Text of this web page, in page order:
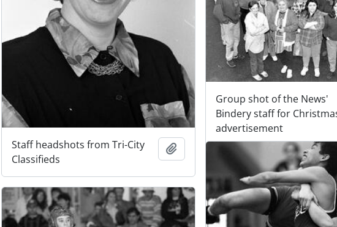
Staff headshots from Tri-City
Classifieds
Adicionar à área de transferência
Group shot of the News'
Bindery staff for
advertisement